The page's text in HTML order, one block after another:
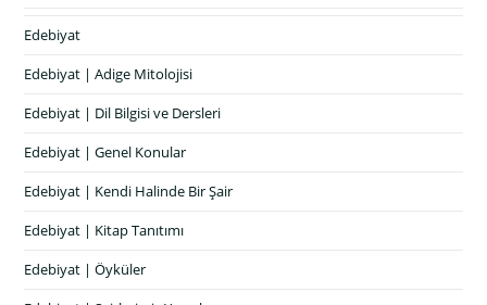
Edebiyat
Edebiyat | Adige Mitolojisi
Edebiyat | Dil Bilgisi ve Dersleri
Edebiyat | Genel Konular
Edebiyat | Kendi Halinde Bir Şair
Edebiyat | Kitap Tanıtımı
Edebiyat | Öyküler